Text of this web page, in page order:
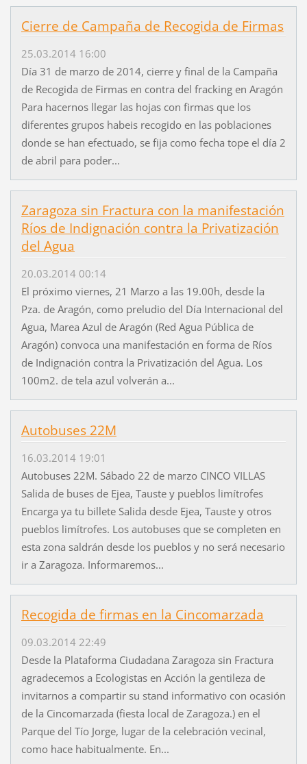
Cierre de Campaña de Recogida de Firmas
25.03.2014 16:00
Día 31 de marzo de 2014, cierre y final de la Campaña
de Recogida de Firmas en contra del fracking en Aragón
Para hacernos llegar las hojas con firmas que los
diferentes grupos habeis recogido en las poblaciones
donde se han efectuado, se fija como fecha tope el día 2
de abril para poder...
Zaragoza sin Fractura con la manifestación
Ríos de Indignación contra la Privatización
del Agua
20.03.2014 00:14
El próximo viernes, 21 Marzo a las 19.00h, desde la
Pza. de Aragón, como preludio del Día Internacional del
Agua, Marea Azul de Aragón (Red Agua Pública de
Aragón) convoca una manifestación en forma de Ríos
de Indignación contra la Privatización del Agua. Los
100m2. de tela azul volverán a...
Autobuses 22M
16.03.2014 19:01
Autobuses 22M. Sábado 22 de marzo CINCO VILLAS
Salida de buses de Ejea, Tauste y pueblos limítrofes
Encarga ya tu billete Salida desde Ejea, Tauste y otros
pueblos limítrofes. Los autobuses que se completen en
esta zona saldrán desde los pueblos y no será necesario
ir a Zaragoza. Informaremos...
Recogida de firmas en la Cincomarzada
09.03.2014 22:49
Desde la Plataforma Ciudadana Zaragoza sin Fractura
agradecemos a Ecologistas en Acción la gentileza de
invitarnos a compartir su stand informativo con ocasión
de la Cincomarzada (fiesta local de Zaragoza.) en el
Parque del Tío Jorge, lugar de la celebración vecinal,
como hace habitualmente. En...